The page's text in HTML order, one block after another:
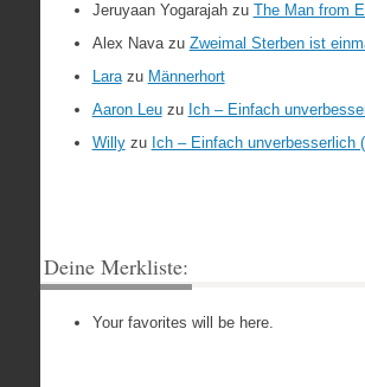
Jeruyaan Yogarajahzu The Man from
Alex Navazu Zweimal Sterben ist
Larazu Männerhort
Aaron Leuzu Ich – Einfach
Willyzu Ich – Einfach unverbesserlich
Deine Merkliste:
Your favorites will be here.